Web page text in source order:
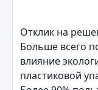
Отклик на
Больше всего
влияние
пластиковой